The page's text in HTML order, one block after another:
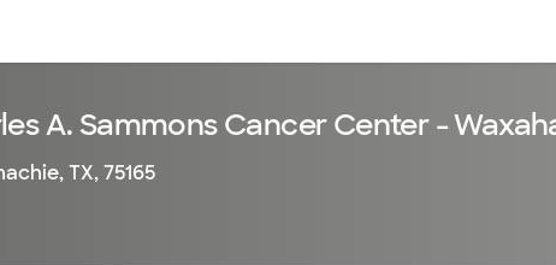
A. Sammons Cancer Center -
TX, 75165